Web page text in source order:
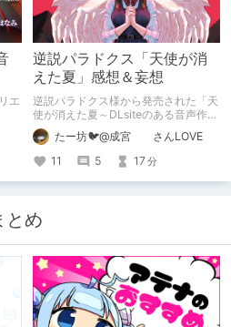
エ
逆説パラドクス「天使が消
えた夏」感想＆妄想
逆説パラドクス様から発売された「天
使が消えた夏～DLsiteのある音声作品
について～」の感想です。 妄想も多
いです。たー坊🐦@成宮 さんLOVE
11
5 17分
とめ